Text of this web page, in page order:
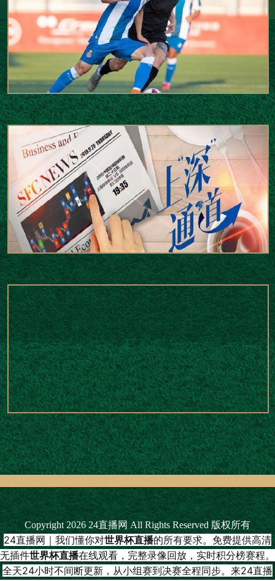
Copyright 2026 24直播网 All Rights Reserved 版权所有
24直播网｜我们懂你对世界杯直播的所有要求。免费提供高清
无插件世界杯直播在线观看，完整录像回放，实时积分榜赛程。
全天24小时不间断更新，从小组赛到决赛全程同步。来24直播